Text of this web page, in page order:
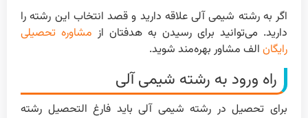
اگر به رشته شیمی آلی علاقه دارید و قصد انتخاب این رشته را
دارید. می‌توانید برای رسیدن به هدفتان از مشاوره تحصیلی
رایگان الف مشاور بهره‌مند شوید.
راه ورود به رشته شیمی آلی
برای تحصیل در رشته شیمی آلی باید فارغ التحصیل رشته